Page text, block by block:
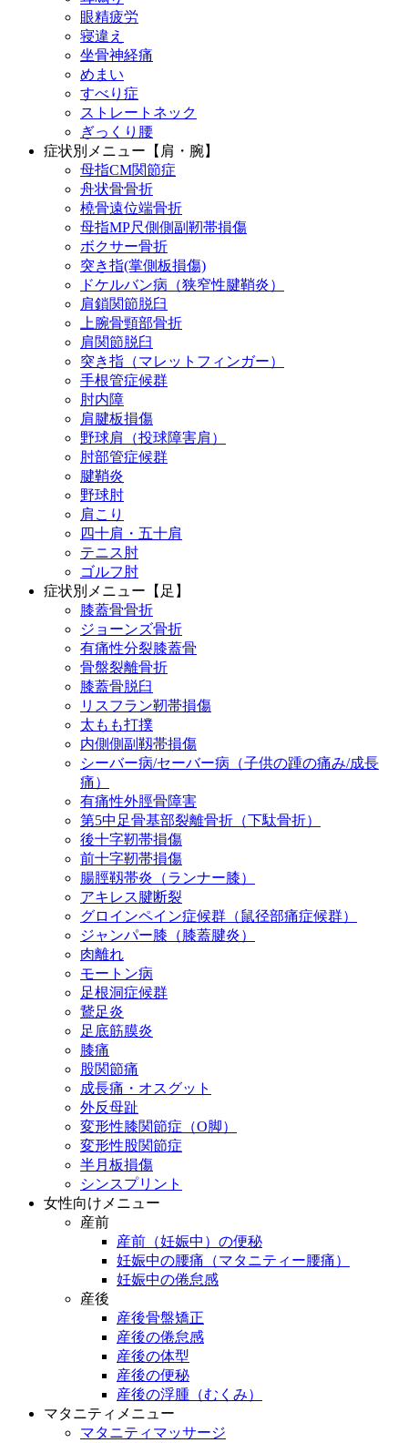
眼精疲労
寝違え
坐骨神経痛
めまい
すべり症
ストレートネック
ぎっくり腰
症状別メニュー【肩・腕】
母指CM関節症
舟状骨骨折
橈骨遠位端骨折
母指MP尺側側副靭帯損傷
ボクサー骨折
突き指(掌側板損傷)
ドケルバン病（狭窄性腱鞘炎）
肩鎖関節脱臼
上腕骨頸部骨折
肩関節脱臼
突き指（マレットフィンガー）
手根管症候群
肘内障
肩腱板損傷
野球肩（投球障害肩）
肘部管症候群
腱鞘炎
野球肘
肩こり
四十肩・五十肩
テニス肘
ゴルフ肘
症状別メニュー【足】
膝蓋骨骨折
ジョーンズ骨折
有痛性分裂膝蓋骨
骨盤裂離骨折
膝蓋骨脱臼
リスフラン靭帯損傷
太もも打撲
内側側副靱帯損傷
シーバー病/セーバー病（子供の踵の痛み/成長
痛）
有痛性外脛骨障害
第5中足骨基部裂離骨折（下駄骨折）
後十字靭帯損傷
前十字靭帯損傷
腸脛靱帯炎（ランナー膝）
アキレス腱断裂
グロインペイン症候群（鼠径部痛症候群）
ジャンパー膝（膝蓋腱炎）
肉離れ
モートン病
足根洞症候群
鵞足炎
足底筋膜炎
膝痛
股関節痛
成長痛・オスグット
外反母趾
変形性膝関節症（O脚）
変形性股関節症
半月板損傷
シンスプリント
女性向けメニュー
産前
産前（妊娠中）の便秘
妊娠中の腰痛（マタニティー腰痛）
妊娠中の倦怠感
産後
産後骨盤矯正
産後の倦怠感
産後の体型
産後の便秘
産後の浮腫（むくみ）
マタニティメニュー
マタニティマッサージ